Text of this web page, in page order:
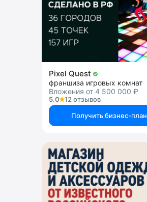
Pixel Quest
франшиза игровых комнат
Вложения от 4 500 000 ₽
5.0
12 отзывов
Получить бизнес-план